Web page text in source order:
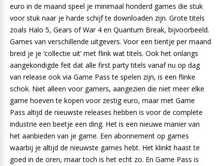
euro in de maand speel je minimaal honderd games die stuk
voor stuk naar je harde schijf te downloaden zijn. Grote titels
zoals Halo 5, Gears of War 4 en Quantum Break, bijvoorbeeld.
Games van verschillende uitgevers. Voor een tientje per maand
breid je je ‘collectie uit’ met flink wat titels. Ook het onlangs
aangekondigde feit dat alle first party titels vanaf nu op dag
van release ook via Game Pass te spelen zijn, is een flinke
schok. Niet alleen voor gamers, aangezien die niet meer elke
game hoeven te kopen voor zestig euro, maar met Game
Pass altijd de nieuwste releases hebben is voor de complete
industrie een beetje een ding. Het is een nieuwe manier van
het aanbieden van je game. Een abonnement op games
waarbij je altijd de nieuwste games hebt. Het klinkt haast te
goed in de oren, maar toch is het echt zo. En Game Pass is